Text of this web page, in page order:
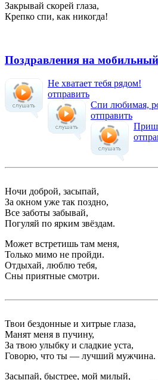
Закрывай скорей глаза,
Крепко спи, как никогда!
Поздравления на мобильный
Не хватает тебя рядом!
отправить
Спи любимая,
отправить
Ночи доброй, засыпай,
За окном уже так поздно,
Все заботы забывай,
Погуляй по ярким звёздам.
Может встретишь там меня,
Только мимо не пройди.
Отдыхай, люблю тебя,
Сны приятные смотри.
Твои бездонные и хитрые глаза,
Манят меня в пучину,
За твою улыбку и сладкие уста,
Говорю, что ты — лучший мужчина.
Засыпай, быстрее, мой милый,